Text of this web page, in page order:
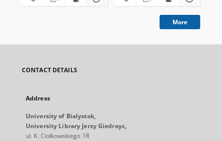
More
CONTACT DETAILS
Address
University of Bialystok,
University Library Jerzy Giedroyc,
ul. K. Ciołkowskiego 1R